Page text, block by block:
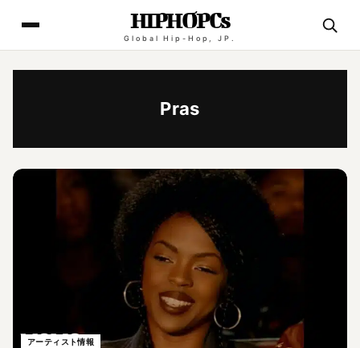
HIPHOPCs
Global Hip-Hop, JP.
Pras
アーティスト情報